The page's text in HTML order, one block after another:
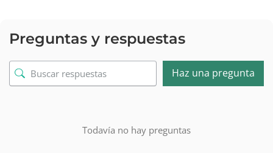
Preguntas y respuestas
Haz una pregunta
Todavía no hay preguntas